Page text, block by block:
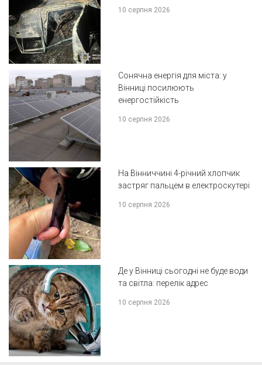
10 серпня 2026
Сонячна енергія для міста: у
Вінниці посилюють
енергостійкість
10 серпня 2026
На Вінниччині 4-річний хлопчик
застряг пальцем в електроскутері
10 серпня 2026
Де у Вінниці сьогодні не буде води
та світла: перелік адрес
10 серпня 2026